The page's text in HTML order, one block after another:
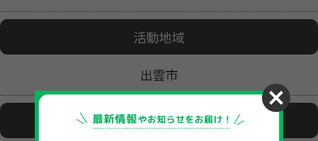
活動地域
出雲市
活動場所